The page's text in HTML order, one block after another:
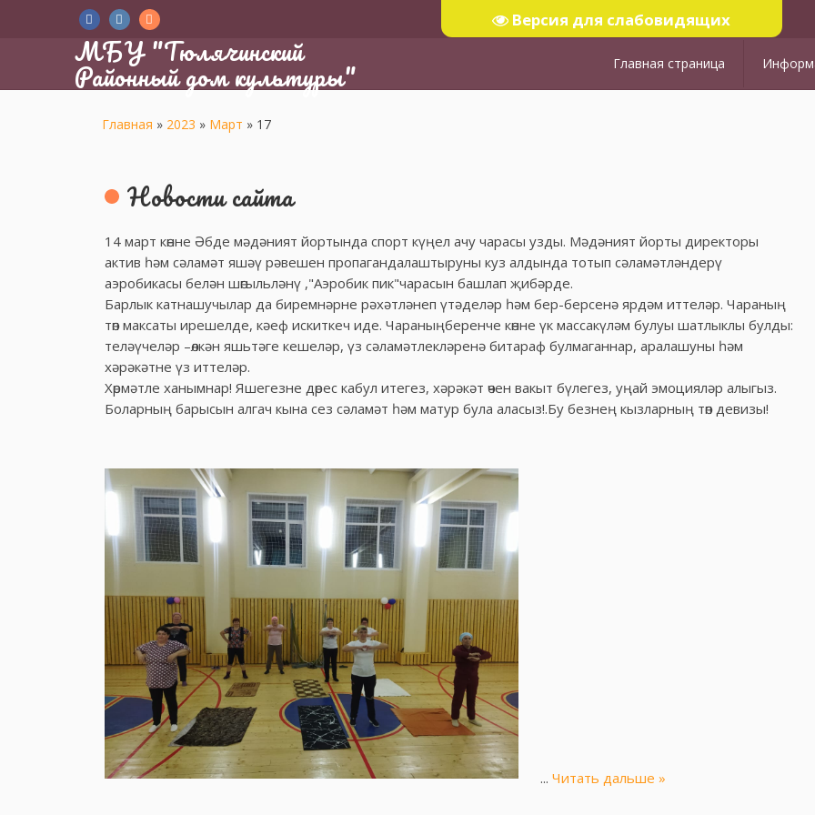
Версия для слабовидящих
МБУ "Тюлячинский
Районный дом культуры" Главная страница
Главная » 2023 » Март » 17
Новости сайта
14 март көнне Әбде мәдәният йортында спорт күңел ачу чарасы узды. Мәдәният йорты директоры
актив һәм сәламәт яшәү рәвешен пропагандалаштыруны куз алдында тотып сәламәтләндерү
аэробикасы белән шөгыльләнү ,"Аэробик пик"чарасын башлап җибәрде.
Барлык катнашучылар да биремнәрне рәхәтләнеп үтәделәр һәм бер-берсенә ярдәм иттеләр. Чараның
төп максаты ирешелде, кәеф искиткеч иде. Чараныңберенче көнне үк массакүләм булуы шатлыклы булды:
теләүчеләр –өлкән яшьтәге кешеләр, үз сәламәтлекләренә битараф булмаганнар, аралашуны һәм
хәрәкәтне үз иттеләр.
Хөрмәтле ханымнар! Яшегезне дөрес кабул итегез, хәрәкәт өчен вакыт бүлегез, уңай эмоцияләр алыгыз.
Боларның барысын алгач кына сез сәламәт һәм матур була аласыз!.Бу безнең кызларның төп девизы!
... Читать дальше »